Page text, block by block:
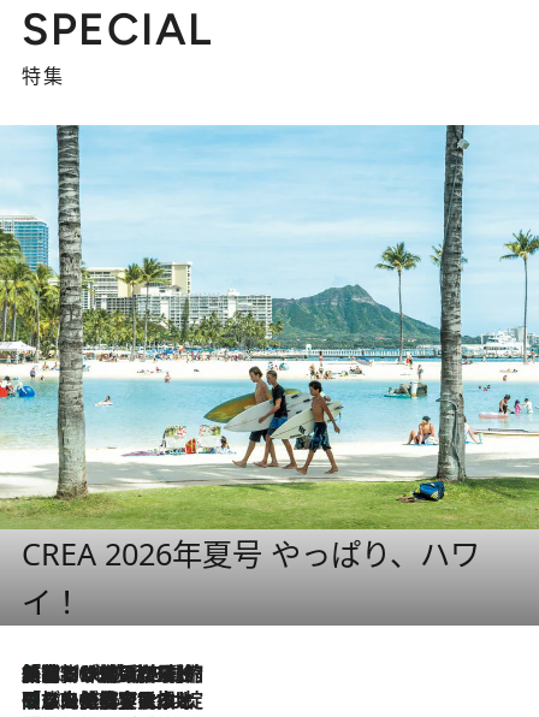
SPECIAL
特集
CREA 2026年夏号 やっぱり、ハワ
イ！
2026.8.6
「荷物が増えるほど旅ストレスは増す」美容ジャーナリストがたどり着いた最終結論。“化粧品を劇的に減らす”感動の凝縮美容とは
2026.8.6
「旅先には金髪ウィッグを持参」日本と同じメイクでは損してる!? 美容ジャーナリストが提案する“掟破りの旅美容”とは